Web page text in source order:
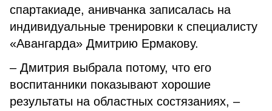
спартакиаде, анивчанка записалась на
индивидуальные тренировки к специалисту
«Авангарда» Дмитрию Ермакову.
– Дмитрия выбрала потому, что его
воспитанники показывают хорошие
результаты на областных состязаниях, –